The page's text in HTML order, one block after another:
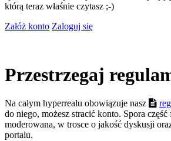
którą teraz właśnie czytasz ;-)
Załóż konto Zaloguj się
Przestrzegaj
Na całym hyperrealu obowiązuje nasz
do niego, możesz stracić konto. Spora część
moderowana, w trosce o jakość dyskusji
portalu.